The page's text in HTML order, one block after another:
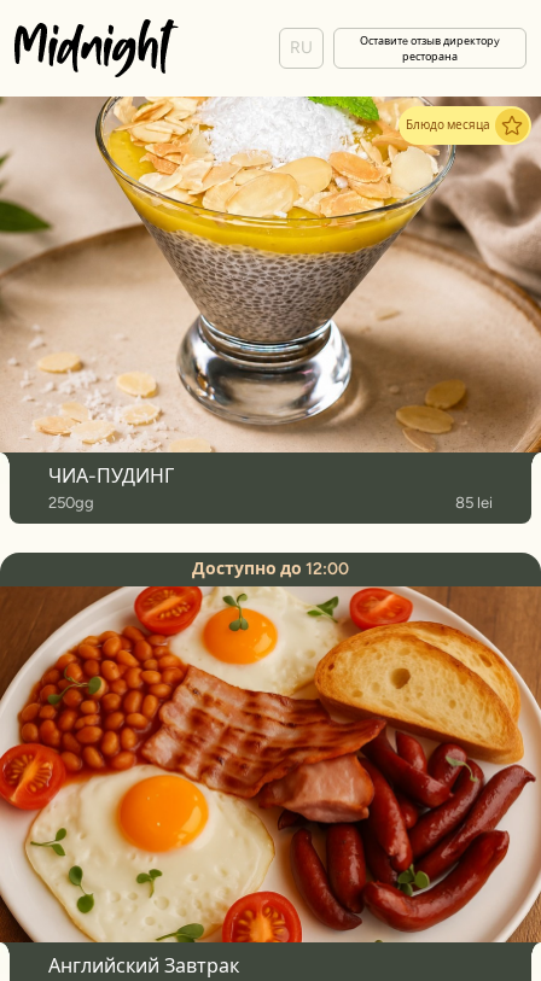
RU
Оставитe отзыв директорy
ресторана
Блюдо месяца
ЧИА-ПУДИНГ
250gg 85 lei
Доступно до 12:00
Английский Завтрак